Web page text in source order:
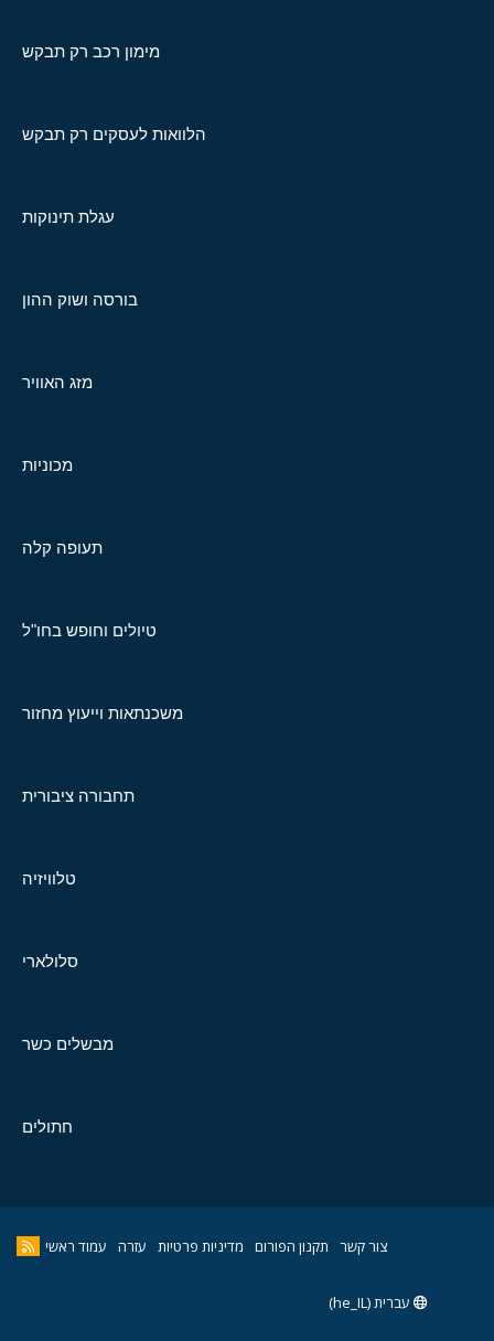
מימון רכב רק תבקש
הלוואות לעסקים רק תבקש
עגלת תינוקות
בורסה ושוק ההון
מזג האוויר
מכוניות
תעופה קלה
טיולים וחופש בחו"ל
משכנתאות וייעוץ מחזור
תחבורה ציבורית
טלוויזיה
סלולארי
מבשלים כשר
חתולים
צור קשר תקנון הפורום מדיניות פרטיות עזרה עמוד ראשי
עברית (he_IL)